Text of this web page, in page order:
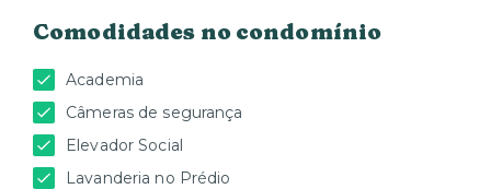
Comodidades no condomínio
Academia
Câmeras de segurança
Elevador Social
Lavanderia no Prédio